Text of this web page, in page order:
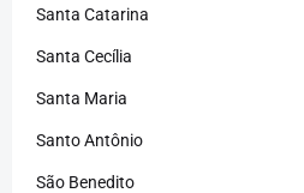
Santa Catarina
Santa Cecília
Santa Maria
Santo Antônio
São Benedito